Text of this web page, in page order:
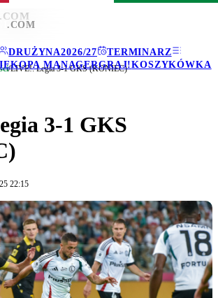
.COM
DRUŻYNA2026/27
TERMINARZ
KOPA MANAGERGRAJ!KOSZYKÓWKA
.COM
/LIVE!: Legia 3-1 GKS (KONIEC)
3-1 GKS
22:15